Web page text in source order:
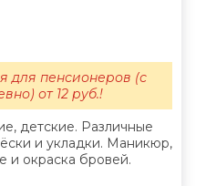
детские. Различные
и укладки. Маникюр,
окраска бровей.
для пенсионеров (с
от 12 руб.!